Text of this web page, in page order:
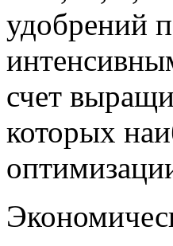
удобрений
счет
которых